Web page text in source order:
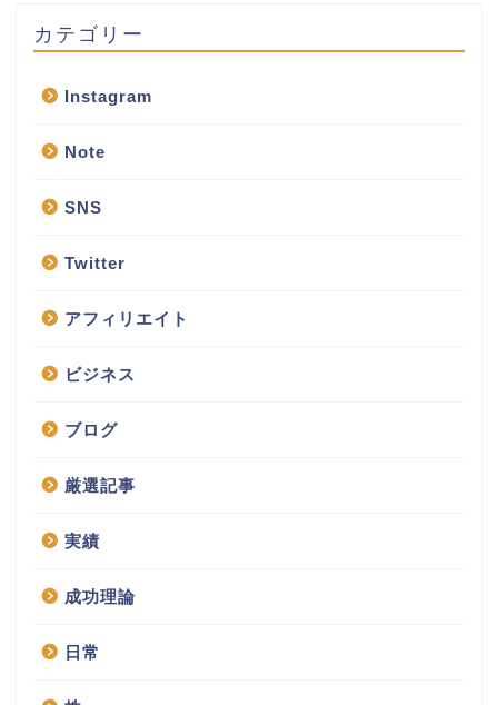
カテゴリー
Instagram
Note
SNS
Twitter
アフィリエイト
ビジネス
ブログ
厳選記事
実績
成功理論
日常